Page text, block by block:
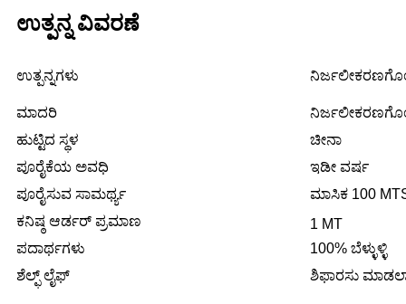
ಉತ್ಪನ್ನ ವಿವರಣೆ
ಉತ್ಪನ್ನಗಳು
ಮಾದರಿ
ಹುಟ್ಟಿದ ಸ್ಥಳ
ಚೀನಾ
ಪೂರೈಕೆಯ ಅವಧಿ
ಇಡೀ ವರ್ಷ
ಪೂರೈಸುವ ಸಾಮರ್ಥ್ಯ
ಮಾಸಿಕ 100
ಕನಿಷ್ಠ ಆರ್ಡರ್ ಪ್ರಮಾಣ
1 MT
ಪದಾರ್ಥಗಳು
100% ಬೆಳ್ಳುಳ್ಳಿ
ಶೆಲ್ಫ್ ಲೈಫ್
ಶಿಫಾರಸು